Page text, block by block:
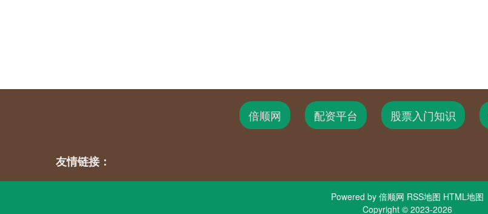
倍顺网 配资平台 股票入门知识
友情链接：
Powered by 倍顺网 RSS地图 HTML地图
Copyright © 2023-2026